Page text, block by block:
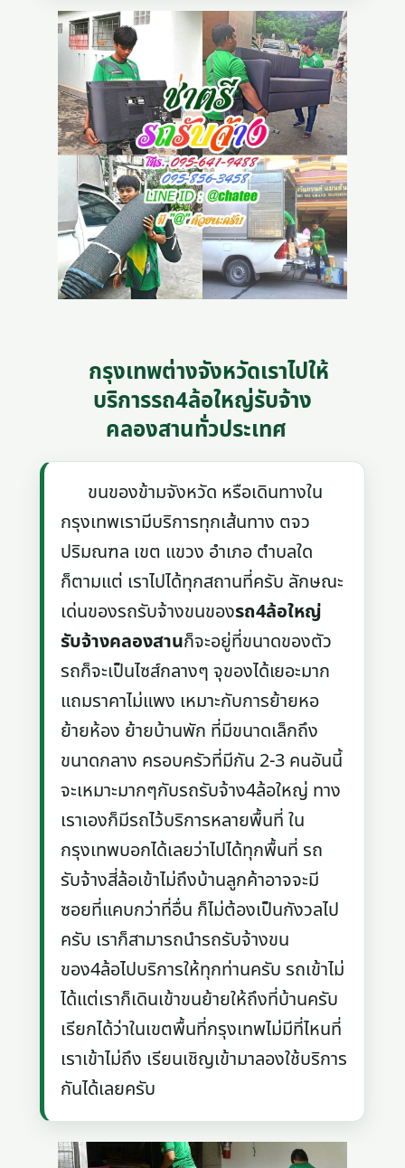
กรุงเทพต่างจังหวัดเราไปให้
บริการรถ4ล้อใหญ่รับจ้าง
คลองสานทั่วประเทศ
ขนของข้ามจังหวัด หรือเดินทางใน
กรุงเทพเรามีบริการทุกเส้นทาง ตจว
ปริมณฑล เขต แขวง อำเภอ ตำบลใด
ก็ตามแต่ เราไปได้ทุกสถานที่ครับ ลักษณะ
เด่นของรถรับจ้างขนของรถ4ล้อใหญ่
รับจ้างคลองสานก็จะอยู่ที่ขนาดของตัว
รถก็จะเป็นไซส์กลางๆ จุของได้เยอะมาก
แถมราคาไม่แพง เหมาะกับการย้ายหอ
ย้ายห้อง ย้ายบ้านพัก ที่มีขนาดเล็กถึง
ขนาดกลาง ครอบครัวที่มีกัน 2-3 คนอันนี้
จะเหมาะมากๆกับรถรับจ้าง4ล้อใหญ่ ทาง
เราเองก็มีรถไว้บริการหลายพื้นที่ ใน
กรุงเทพบอกได้เลยว่าไปได้ทุกพื้นที่ รถ
รับจ้างสี่ล้อเข้าไม่ถึงบ้านลูกค้าอาจจะมี
ซอยที่แคบกว่าที่อื่น ก็ไม่ต้องเป็นกังวลไป
ครับ เราก็สามารถนำรถรับจ้างขน
ของ4ล้อไปบริการให้ทุกท่านครับ รถเข้าไม่
ได้แต่เราก็เดินเข้าขนย้ายให้ถึงที่บ้านครับ
เรียกได้ว่าในเขตพื้นที่กรุงเทพไม่มีที่ไหนที่
เราเข้าไม่ถึง เรียนเชิญเข้ามาลองใช้บริการ
กันได้เลยครับ